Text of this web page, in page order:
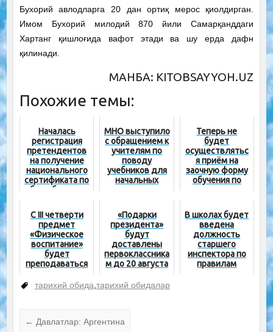
Бухорий авлодларга 20 дан ортиқ мерос қиолдирган.
Имом Бухорий милодий 870 йили Самарқанддаги
Хартанг қишлоғида вафот этади ва шу ерда дафн
қилинади.
МАНБА: KITOBSAYYOH.UZ
Похожие темы:
Началась
регистрация
претендентов
на получение
национального
сертификата по
общеобразоват
предметам
МНО выступило
с обращением к
учителям по
поводу
учебников для
начальных
Теперь не
будет
осуществлятьс
я приём на
заочную форму
обучения по
С III четверти
предмет
«Физическое
воспитание»
будет
преподаваться
по 2 часа в
неделю
«Подарки
президента»
будут
доставлены
первоклассника
м до 20 августа
В школах будет
введена
должность
старшего
инспектора по
правилам
тарихий обида тарихий обидалар
← Давлатлар: Аргентина